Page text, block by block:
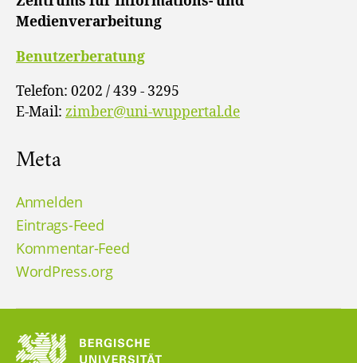
Medienverarbeitung
Benutzerberatung
Telefon: 0202 / 439 - 3295
E-Mail: zimber@uni-wuppertal.de
Meta
Anmelden
Eintrags-Feed
Kommentar-Feed
WordPress.org